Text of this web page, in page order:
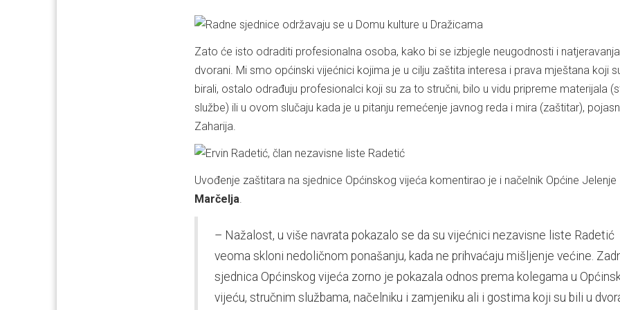
Zato će isto odraditi profesionalna osoba, kako bi se izbjegle neugodnosti i
dvorani. Mi smo općinski vijećnici kojima je u cilju zaštita interesa i prava mještana koji
birali, ostalo odrađuju profesionalci koji su za to stručni, bilo u vidu pripreme materijala
službe) ili u ovom slučaju kada je u pitanju remećenje javnog reda i mira (zaštitar),
Zaharija.
Uvođenje zaštitara na sjednice Općinskog vijeća komentirao je i načelnik Općine Jelenje
Marčelja.
– Nažalost, u više navrata pokazalo se da su vijećnici nezavisne liste Radetić
veoma skloni nedoličnom ponašanju, kada ne prihvaćaju mišljenje većine.
sjednica Općinskog vijeća zorno je pokazala odnos prema kolegama u
vijeću, stručnim službama, načelniku i zamjeniku ali i gostima koji su bili u